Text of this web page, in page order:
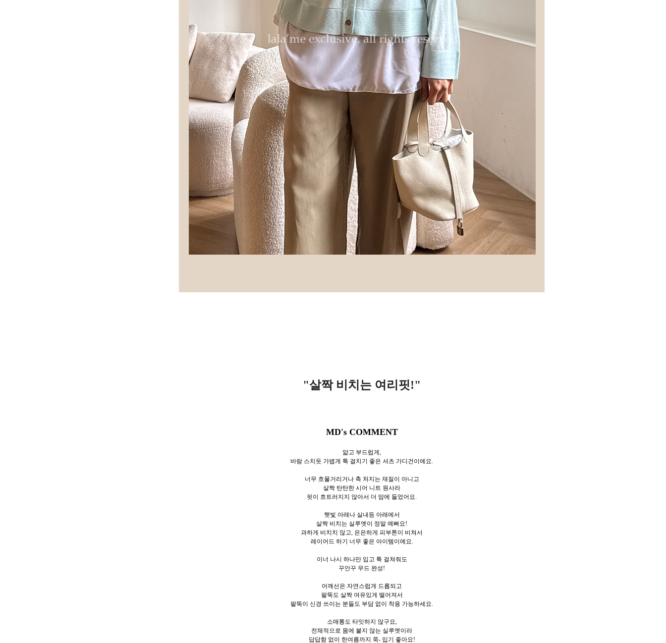
"살짝 비치는 여리핏!"
MD's COMMENT
얇고 부드럽게,
바람 스치듯 가볍게 툭 걸치기 좋은 셔츠 가디건이에요.
너무 흐물거리거나 축 처지는 재질이 아니고
살짝 탄탄한 시어 니트 원사라
핏이 흐트러지지 않아서 더 맘에 들었어요.
햇빛 아래나 실내등 아래에서
살짝 비치는 실루엣이 정말 예뻐요!
과하게 비치치 않고, 은은하게 피부톤이 비쳐서
레이어드 하기 너무 좋은 아이템이에요.
이너 나시 하나만 입고 툭 걸쳐줘도
꾸안꾸 무드 완성!
어깨선은 자연스럽게 드롭되고
팔뚝도 살짝 여유있게 떨어져서
팔뚝이 신경 쓰이는 분들도 부담 없이 착용 가능하세요.
소매통도 타잇하지 않구요,
전체적으로 몸에 붙지 않는 실루엣이라
답답함 없이 한여름까지 쭉- 입기 좋아요!